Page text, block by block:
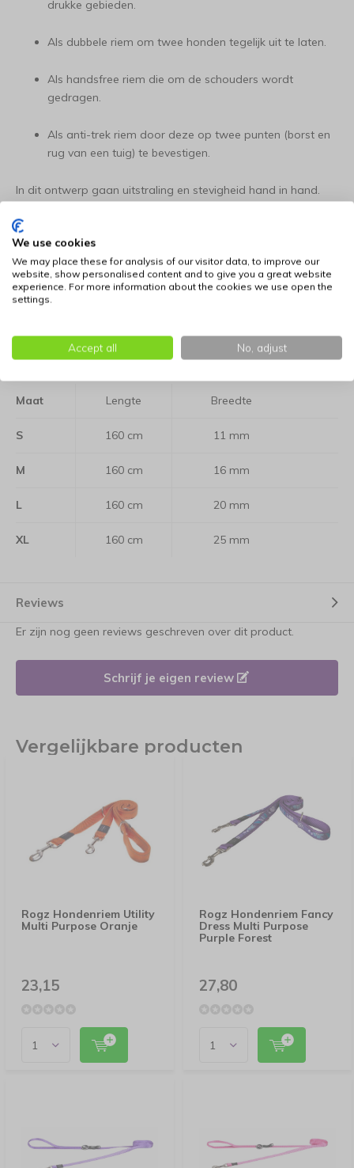
drukke gebieden.
Als dubbele riem om twee honden tegelijk uit te laten.
Als handsfree riem die om de schouders wordt
gedragen.
Als anti-trek riem door deze op twee punten (borst en
rug van een tuig) te bevestigen.
In dit ontwerp gaan uitstraling en stevigheid hand in hand.
robuuste, roestbestendige ringen. Deze ringen zijn speciaal
ontworpen zonder lasnaden en gemaakt van gegalvaniseerd
chroom, dat ongevoelig is voor aanslag.
Met deze multifunctionele hondenriem is comfort, volledige
Kleur: een roze print.
Maat Lengte Breedte
S 160 cm 11 mm
M 160 cm 16 mm
L 160 cm 20 mm
XL 160 cm 25 mm
Reviews
Er zijn nog geen reviews geschreven over dit product.
Schrijf je eigen review
Vergelijkbare producten
Rogz Hondenriem Utility
Multi Purpose Oranje
23,15
Rogz Hondenriem Fancy
Dress Multi Purpose
Purple Forest
27,80
We use cookies
We may place these for analysis of our visitor data, to improve our
website, show personalised content and to give you a great website
experience. For more information about the cookies we use open the
settings.
Accept all No, adjust